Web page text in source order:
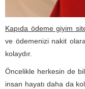
Kapıda ödeme giyim
ve ödemenizi nakit
kolaydır.
Öncelikle herkesin de
insan hayatı daha da